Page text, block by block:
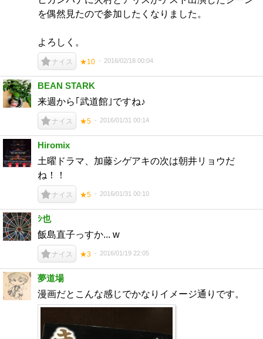
を偶然見たので参加したくなりました。
よろしく。
ナイス ★10 2016/02/18 00:04
BEAN STARK
来週から｢武道館｣ですね♪
ナイス ★5 2016/01/31 00:14
Hiromix
土曜ドラマ、加藤シゲアキの次は朝井リョウだ
ね！！
ナイス ★5 2016/01/31 00:10
ｼ也
飯島直子っすか... w
ナイス ★3 2016/01/19 22:05
夢道場
漫画だとこんな感じでかなりイメージ通りです。